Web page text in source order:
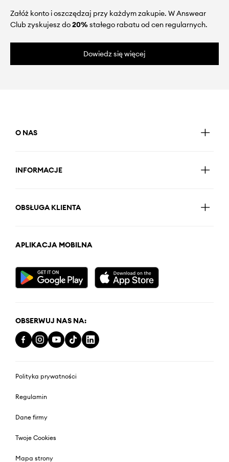
Załóż konto i oszczędzaj przy każdym zakupie. W Answear
Club zyskujesz do20%stałego rabatu od cen regularnych.
Dowiedz się więcej
O NAS
INFORMACJE
OBSŁUGA KLIENTA
APLIKACJA MOBILNA
OBSERWUJ NAS NA:
Polityka prywatności
Regulamin
Dane firmy
Twoje Cookies
Mapa strony